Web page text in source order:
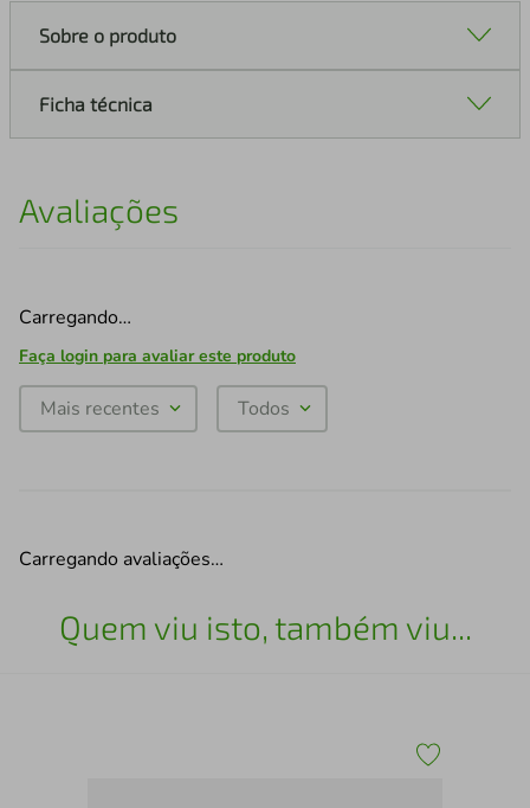
Sobre o produto
Ficha técnica
Avaliações
Carregando…
Faça login para avaliar este produto
Mais recentes Todos
Carregando avaliações…
Quem viu isto, também viu...